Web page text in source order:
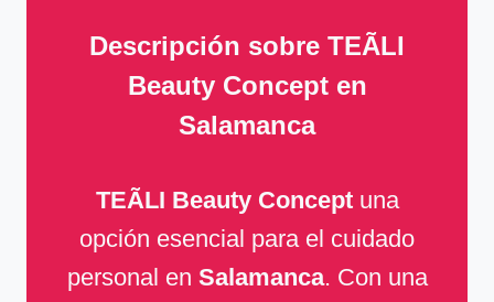
Descripción sobre TEÃLI
Beauty Concept en
Salamanca
TEÃLI Beauty Conceptuna
opción esencial para el cuidado
personal en Salamanca. Con una